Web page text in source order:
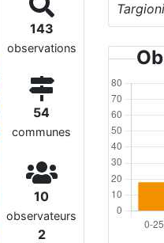
143
observations
54
communes
10
observateurs
2